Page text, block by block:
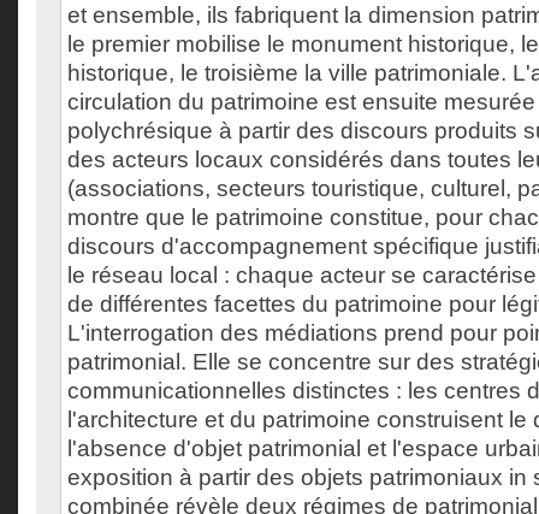
et ensemble, ils fabriquent la dimension
le premier mobilise le monument historique,
historique, le troisième la ville patrimoniale.
circulation du patrimoine est ensuite
polychrésique à partir des discours produits
des acteurs locaux considérés dans toutes
(associations, secteurs touristique, culturel,
montre que le patrimoine constitue, pour
discours d'accompagnement spécifique
le réseau local : chaque acteur se
de différentes facettes du patrimoine pour
L'interrogation des médiations prend pour
patrimonial. Elle se concentre sur des
communicationnelles distinctes : les centres
l'architecture et du patrimoine construisent le
l'absence d'objet patrimonial et l'espace
exposition à partir des objets patrimoniaux in
combinée révèle deux régimes de